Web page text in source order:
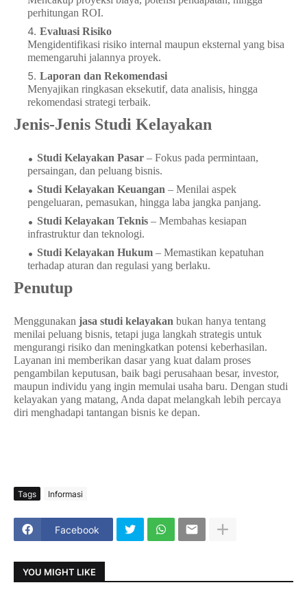
perhitungan ROI.
Evaluasi Risiko
Mengidentifikasi risiko internal maupun eksternal yang bisa
memengaruhi jalannya proyek.
Laporan dan Rekomendasi
Menyajikan ringkasan eksekutif, data analisis, hingga
rekomendasi strategi terbaik.
Jenis-Jenis Studi Kelayakan
Studi Kelayakan Pasar – Fokus pada permintaan,
persaingan, dan peluang bisnis.
Studi Kelayakan Keuangan – Menilai aspek
pengeluaran, pemasukan, hingga laba jangka panjang.
Studi Kelayakan Teknis – Membahas kesiapan
infrastruktur dan teknologi.
Studi Kelayakan Hukum – Memastikan kepatuhan
terhadap aturan dan regulasi yang berlaku.
Penutup
Menggunakan jasa studi kelayakan bukan hanya tentang
menilai peluang bisnis, tetapi juga langkah strategis untuk
mengurangi risiko dan meningkatkan potensi keberhasilan.
Layanan ini memberikan dasar yang kuat dalam proses
pengambilan keputusan, baik bagi perusahaan besar, investor,
maupun individu yang ingin memulai usaha baru. Dengan studi
kelayakan yang matang, Anda dapat melangkah lebih percaya
diri menghadapi tantangan bisnis ke depan.
Tags Informasi
Facebook
YOU MIGHT LIKE